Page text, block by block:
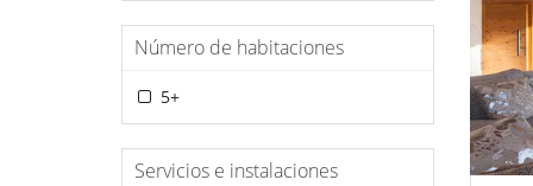
Número de habitaciones
5+
Servicios e instalaciones